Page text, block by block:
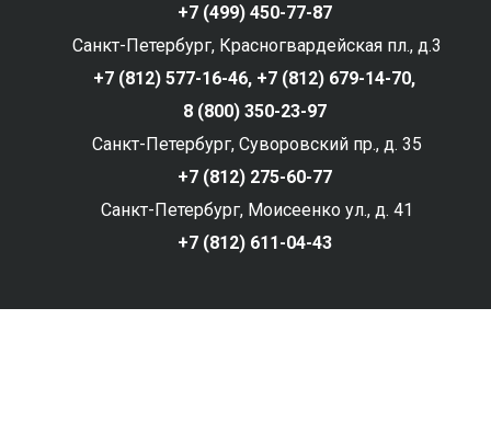
+7 (499) 450-77-87
Санкт-Петербург, Красногвардейская пл., д.3
+7 (812) 577-16-46, +7 (812) 679-14-70,
8 (800) 350-23-97
Санкт-Петербург, Суворовский пр., д. 35
+7 (812) 275-60-77
Санкт-Петербург, Моисеенко ул., д. 41
+7 (812) 611-04-43